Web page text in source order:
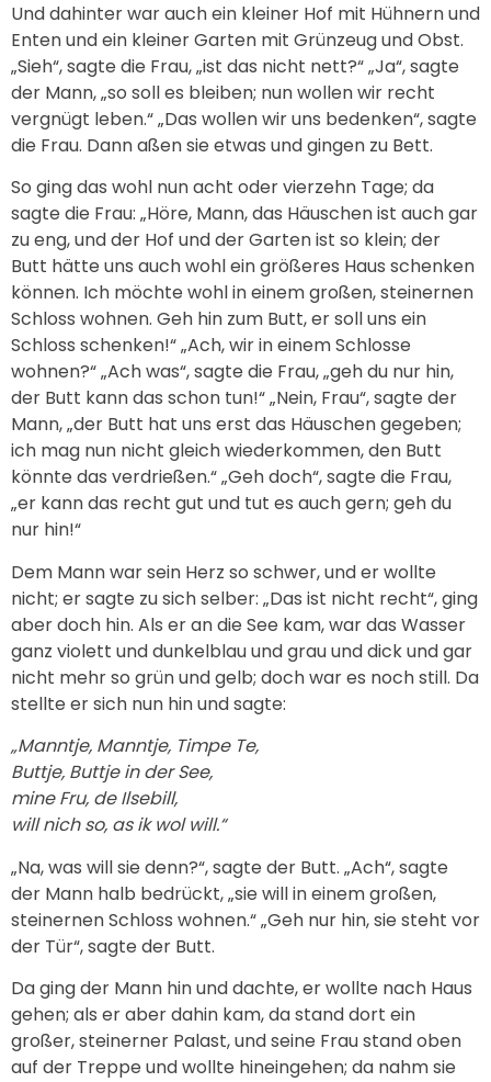
Und dahinter war auch ein kleiner Hof mit Hühnern und
Enten und ein kleiner Garten mit Grünzeug und Obst.
„Sieh“, sagte die Frau, „ist das nicht nett?“ „Ja“, sagte
der Mann, „so soll es bleiben; nun wollen wir recht
vergnügt leben.“ „Das wollen wir uns bedenken“, sagte
die Frau. Dann aßen sie etwas und gingen zu Bett.
So ging das wohl nun acht oder vierzehn Tage; da
sagte die Frau: „Höre, Mann, das Häuschen ist auch gar
zu eng, und der Hof und der Garten ist so klein; der
Butt hätte uns auch wohl ein größeres Haus schenken
können. Ich möchte wohl in einem großen, steinernen
Schloss wohnen. Geh hin zum Butt, er soll uns ein
Schloss schenken!“ „Ach, wir in einem Schlosse
wohnen?“ „Ach was“, sagte die Frau, „geh du nur hin,
der Butt kann das schon tun!“ „Nein, Frau“, sagte der
Mann, „der Butt hat uns erst das Häuschen gegeben;
ich mag nun nicht gleich wiederkommen, den Butt
könnte das verdrießen.“ „Geh doch“, sagte die Frau,
„er kann das recht gut und tut es auch gern; geh du
nur hin!“
Dem Mann war sein Herz so schwer, und er wollte
nicht; er sagte zu sich selber: „Das ist nicht recht“, ging
aber doch hin. Als er an die See kam, war das Wasser
ganz violett und dunkelblau und grau und dick und gar
nicht mehr so grün und gelb; doch war es noch still. Da
stellte er sich nun hin und sagte:
„Manntje, Manntje, Timpe Te,
Buttje, Buttje in der See,
mine Fru, de Ilsebill,
will nich so, as ik wol will.“
„Na, was will sie denn?“, sagte der Butt. „Ach“, sagte
der Mann halb bedrückt, „sie will in einem großen,
steinernen Schloss wohnen.“ „Geh nur hin, sie steht vor
der Tür“, sagte der Butt.
Da ging der Mann hin und dachte, er wollte nach Haus
gehen; als er aber dahin kam, da stand dort ein
großer, steinerner Palast, und seine Frau stand oben
auf der Treppe und wollte hineingehen; da nahm sie